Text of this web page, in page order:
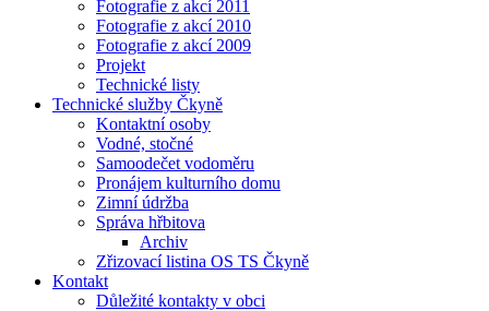
Fotografie z akcí 2011
Fotografie z akcí 2010
Fotografie z akcí 2009
Projekt
Technické listy
Technické služby Čkyně
Kontaktní osoby
Vodné, stočné
Samoodečet vodoměru
Pronájem kulturního domu
Zimní údržba
Správa hřbitova
Archiv
Zřizovací listina OS TS Čkyně
Kontakt
Důležité kontakty v obci